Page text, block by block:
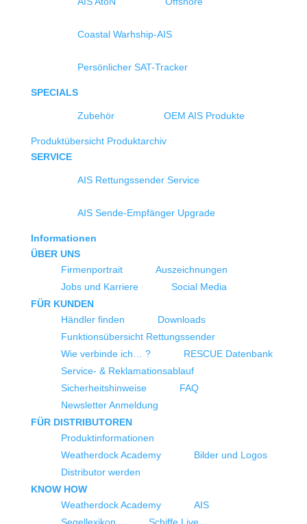
Coastal Warhship-AIS
Persönlicher SAT-Tracker
SPECIALS
Zubehör OEM AIS Produkte
Produktübersicht Produktarchiv
SERVICE
AIS Rettungssender Service
AIS Sende-Empfänger Upgrade
Informationen
ÜBER UNS
Firmenportrait
Auszeichnungen
Jobs und Karriere
Social Media
FÜR KUNDEN
Händler finden
Downloads
Funktionsübersicht Rettungssender
Wie verbinde ich… ?
RESCUE Datenbank
Service- & Reklamationsablauf
Sicherheitshinweise
FAQ
Newsletter Anmeldung
FÜR DISTRIBUTOREN
Produktinformationen
Weatherdock Academy
Bilder und Logos
Distributor werden
KNOW HOW
Weatherdock Academy
AIS
Segellexikon
Schiffe Live